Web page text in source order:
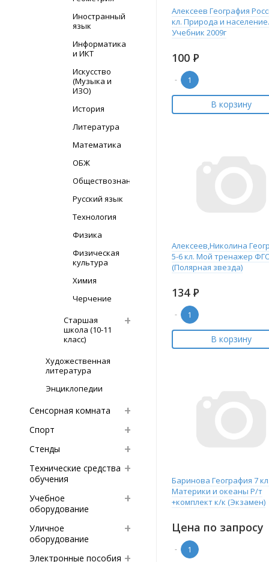
Иностранный
язык
Информатика
и ИКТ
Искусство
(Музыка и
ИЗО)
История
Литература
Математика
ОБЖ
Обществознание
Русский язык
Технология
Физика
Физическая
культура
Химия
Черчение
Старшая
школа (10-11
класс)
Художественная
литература
Энциклопедии
Сенсорная комната
Спорт
Стенды
Технические средства
обучения
Учебное
оборудование
Уличное
оборудование
Электронные пособия
Алексеев География
кл. Природа и население.
Учебник 2009г
100 Р
-
В корзину
Алексеев,Николина
5-6 кл. Мой тренажер
(Полярная звезда)
134 Р
-
В корзину
Баринова География 7
Материки и океаны Р/т
+комплект к/к (Экзамен)
Цена по запросу
-